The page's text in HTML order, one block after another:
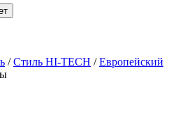
/Стиль HI-TECH /Европейский